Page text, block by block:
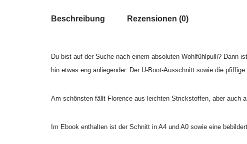
Beschreibung Rezensionen (0)
Du bist auf der Suche nach einem absoluten Wohlfühlpulli? Dann
hin etwas eng anliegender. Der U-Boot-Ausschnitt sowie die
Am schönsten fällt Florence aus leichten Strickstoffen, aber auch
Im Ebook enthalten ist der Schnitt in A4 und A0 sowie eine